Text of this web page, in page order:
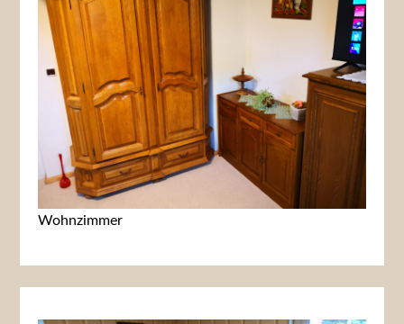
Wohnzimmer